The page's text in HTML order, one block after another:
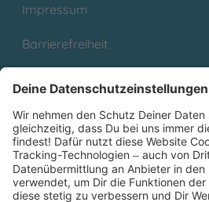
Impressum
Barrierefreiheit
Partnerprogramm (Affiliate)
Folge uns auf